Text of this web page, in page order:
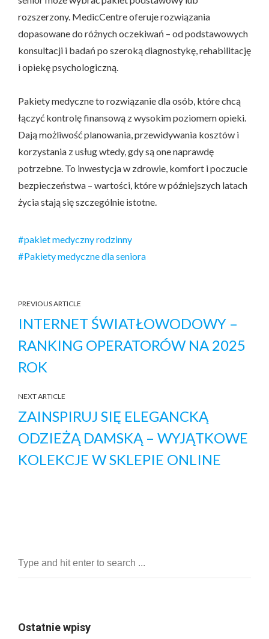
rozszerzony. MedicCentre oferuje rozwiązania
dopasowane do różnych oczekiwań – od podstawowych
konsultacji i badań po szeroką diagnostykę, rehabilitację
i opiekę psychologiczną.
Pakiety medyczne to rozwiązanie dla osób, które chcą
łączyć kontrolę finansową z wysokim poziomem opieki.
Dają możliwość planowania, przewidywania kosztów i
korzystania z usług wtedy, gdy są one naprawdę
potrzebne. To inwestycja w zdrowie, komfort i poczucie
bezpieczeństwa – wartości, które w późniejszych latach
życia stają się szczególnie istotne.
pakiet medyczny rodzinny
Pakiety medyczne dla seniora
PREVIOUS ARTICLE
INTERNET ŚWIATŁOWODOWY –
RANKING OPERATORÓW NA 2025
ROK
NEXT ARTICLE
ZAINSPIRUJ SIĘ ELEGANCKĄ
ODZIEŻĄ DAMSKĄ – WYJĄTKOWE
KOLEKCJE W SKLEPIE ONLINE
Ostatnie wpisy